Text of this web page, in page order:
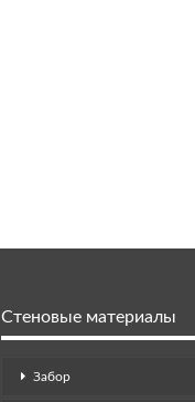
Стеновые материалы
Забор